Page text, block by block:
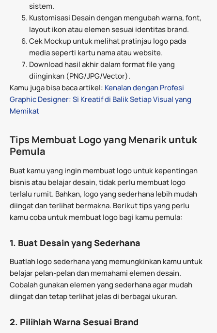
sistem.
Kustomisasi Desain dengan mengubah warna, font,
layout ikon atau elemen sesuai identitas brand.
Cek Mockup untuk melihat pratinjau logo pada
media seperti kartu nama atau website.
Download hasil akhir dalam format file yang
diinginkan (PNG/JPG/Vector).
Kamu juga bisa baca artikel: Kenalan dengan Profesi
Graphic Designer: Si Kreatif di Balik Setiap Visual yang
Memikat
Tips Membuat Logo yang Menarik untuk
Pemula
Buat kamu yang ingin membuat logo untuk kepentingan
bisnis atau belajar desain, tidak perlu membuat logo
terlalu rumit. Bahkan, logo yang sederhana lebih mudah
diingat dan terlihat bermakna. Berikut tips yang perlu
kamu coba untuk membuat logo bagi kamu pemula:
1. Buat Desain yang Sederhana
Buatlah logo sederhana yang memungkinkan kamu untuk
belajar pelan-pelan dan memahami elemen desain.
Cobalah gunakan elemen yang sederhana agar mudah
diingat dan tetap terlihat jelas di berbagai ukuran.
2. Pilihlah Warna Sesuai Brand